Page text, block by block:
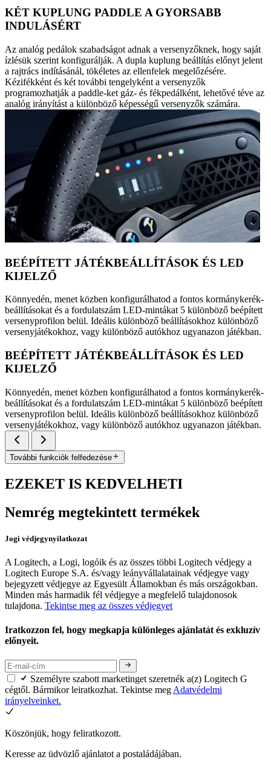
KÉT KUPLUNG PADDLE A GYORSABB
INDULÁSÉRT
Az analóg pedálok szabadságot adnak a versenyzőknek, hogy saját
ízlésük szerint konfigurálják. A dupla kuplung beállítás előnyt jelent
a rajtrács indításánál, tökéletes az ellenfelek megelőzésére.
Kézifékként és két további tengelyként a versenyzők
programozhatják a paddle-ket gáz- és fékpedálként, lehetővé téve az
analóg irányítást a különböző képességű versenyzők számára.
BEÉPÍTETT JÁTÉKBEÁLLÍTÁSOK ÉS LED
KIJELZŐ
Könnyedén, menet közben konfigurálhatod a fontos kormánykerék-
beállításokat és a fordulatszám LED-mintákat 5 különböző beépített
versenyprofilon belül. Ideális különböző beállításokhoz különböző
versenyjátékokhoz, vagy különböző autókhoz ugyanazon játékban.
BEÉPÍTETT JÁTÉKBEÁLLÍTÁSOK ÉS LED
KIJELZŐ
Könnyedén, menet közben konfigurálhatod a fontos kormánykerék-
beállításokat és a fordulatszám LED-mintákat 5 különböző beépített
versenyprofilon belül. Ideális különböző beállításokhoz különböző
versenyjátékokhoz, vagy különböző autókhoz ugyanazon játékban.
További funkciók felfedezése
EZEKET IS KEDVELHETI
Nemrég megtekintett termékek
Jogi védjegynyilatkozat
A Logitech, a Logi, logóik és az összes többi Logitech védjegy a
Logitech Europe S.A. és/vagy leányvállalatainak védjegye vagy
bejegyzett védjegye az Egyesült Államokban és más országokban.
Minden más harmadik fél védjegye a megfelelő tulajdonosok
tulajdona. Tekintse meg az összes védjegyet
Iratkozzon fel, hogy megkapja különleges ajánlatát és exkluzív
előnyeit.
Személyre szabott marketinget szeretnék a(z) Logitech G
cégtől. Bármikor leiratkozhat. Tekintse meg Adatvédelmi
irányelveinket.
Köszönjük, hogy feliratkozott.
Keresse az üdvözlő ajánlatot a postaládájában.